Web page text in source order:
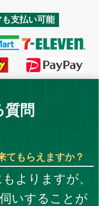
も支払い可能
質問
てもらえますか？
よりますが、
いすることが